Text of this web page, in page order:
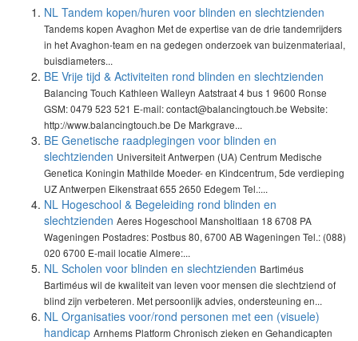
NL Tandem kopen/huren voor blinden en slechtzienden
Tandems kopen Avaghon Met de expertise van de drie tandemrijders
in het Avaghon-team en na gedegen onderzoek van buizenmateriaal,
buisdiameters...
BE Vrije tijd & Activiteiten rond blinden en slechtzienden
Balancing Touch Kathleen Walleyn Aatstraat 4 bus 1 9600 Ronse
GSM: 0479 523 521 E-mail: contact@balancingtouch.be Website:
http://www.balancingtouch.be De Markgrave...
BE Genetische raadplegingen voor blinden en
slechtzienden Universiteit Antwerpen (UA) Centrum Medische
Genetica Koningin Mathilde Moeder- en Kindcentrum, 5de verdieping
UZ Antwerpen Eikenstraat 655 2650 Edegem Tel.:...
NL Hogeschool & Begeleiding rond blinden en
slechtzienden Aeres Hogeschool Mansholtlaan 18 6708 PA
Wageningen Postadres: Postbus 80, 6700 AB Wageningen Tel.: (088)
020 6700 E-mail locatie Almere:...
NL Scholen voor blinden en slechtzienden Bartiméus
Bartiméus wil de kwaliteit van leven voor mensen die slechtziend of
blind zijn verbeteren. Met persoonlijk advies, ondersteuning en...
NL Organisaties voor/rond personen met een (visuele)
handicap Arnhems Platform Chronisch zieken en Gehandicapten